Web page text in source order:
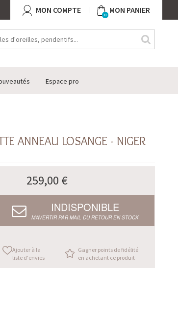
MON COMPTE 0 MON PANIER
Espace pro
ANNEAU LOSANGE - NIGER
259,00 €
INDISPONIBLE
M’AVERTIR PAR MAIL DU RETOUR EN STOCK
Ajouter à la
liste d'envies
Gagner points de fidélité
en achetant ce produit